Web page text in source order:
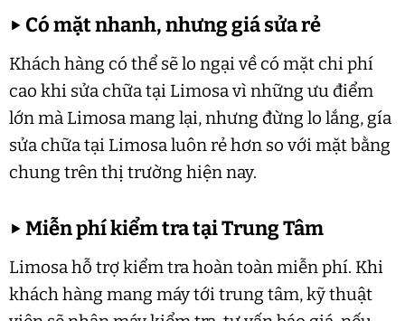
▶ Có mặt nhanh, nhưng giá sửa rẻ
Khách hàng có thể sẽ lo ngại về có mặt chi phí
cao khi sửa chữa tại Limosa vì những ưu điểm
lớn mà Limosa mang lại, nhưng đừng lo lắng, gía
sửa chữa tại Limosa luôn rẻ hơn so với mặt bằng
chung trên thị trường hiện nay.
▶Miễn phí kiểm tra tại Trung Tâm
Limosa hỗ trợ kiểm tra hoàn toàn miễn phí. Khi
khách hàng mang máy tới trung tâm, kỹ thuật